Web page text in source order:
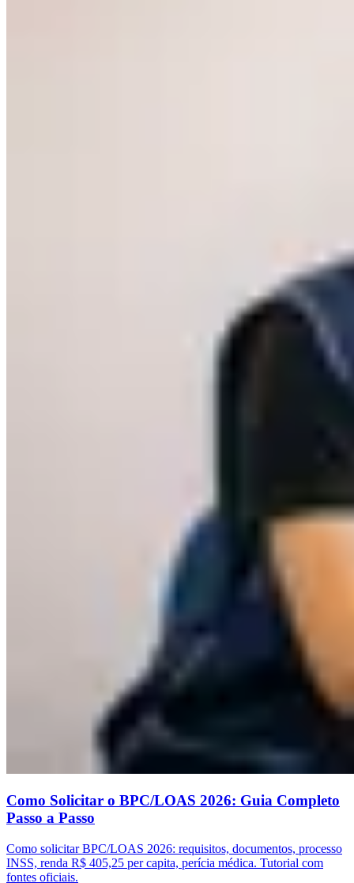
Como Solicitar o BPC/LOAS 2026: Guia Completo
Passo a Passo
Como solicitar BPC/LOAS 2026: requisitos, documentos, processo
INSS, renda R$ 405,25 per capita, perícia médica. Tutorial com
fontes oficiais.